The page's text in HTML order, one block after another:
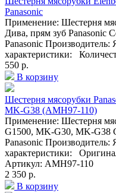
Panasonic
Применение: Шестерня
Дива, прям зуб Panasonic
Panasonic Производитель:
характеристики:
550 р.
В корзину
Шестерня мясорубки
MK-G38 (AMH97-110)
Применение: Шестерня
G1500, MK-G30, MK-G38
Panasonic Производитель:
характеристики:
Артикул: AMH97-110
2 350 р.
В корзину